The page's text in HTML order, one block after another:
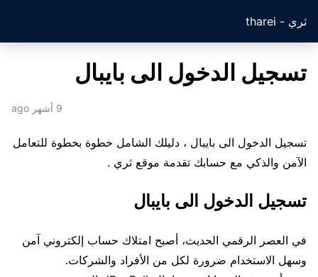
ثري - tharei
تسجيل الدخول الى بايبال
9 أشهر ago
تسجيل الدخول الى بايبال ، دليلك الشامل خطوة بخطوة للتعامل
الآمن والذكي مع حسابك تقدمة موقع ثري .
تسجيل الدخول الى بايبال
في العصر الرقمي الحديث، أصبح امتلاك حساب إلكتروني آمن
وسهل الاستخدام ضرورة لكل من الأفراد والشركات.